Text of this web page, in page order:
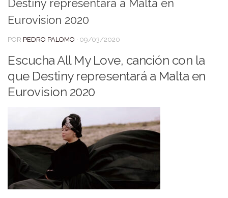
Destiny representará a Malta en
Eurovision 2020
POR PEDRO PALOMO · 09/03/2020
Escucha All My Love, canción con la
que Destiny representará a Malta en
Eurovision 2020